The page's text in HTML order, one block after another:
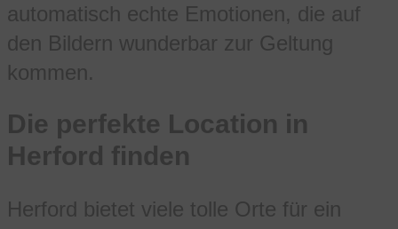
automatisch echte Emotionen, die auf
den Bildern wunderbar zur Geltung
kommen.
Die perfekte Location in
Herford finden
Herford bietet viele tolle Orte für ein